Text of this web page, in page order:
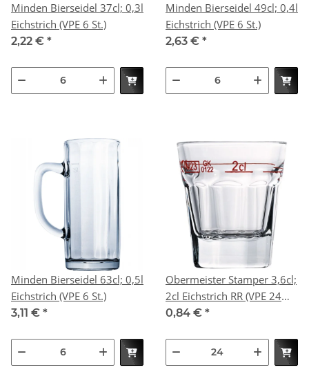
Minden Bierseidel 37cl; 0,3l
Eichstrich (VPE 6 St.)
2,22 € *
Minden Bierseidel 49cl; 0,4l
Eichstrich (VPE 6 St.)
2,63 € *
Minden Bierseidel 63cl; 0,5l
Eichstrich (VPE 6 St.)
3,11 € *
Obermeister Stamper 3,6cl;
2cl Eichstrich RR (VPE 24
St.)
0,84 € *